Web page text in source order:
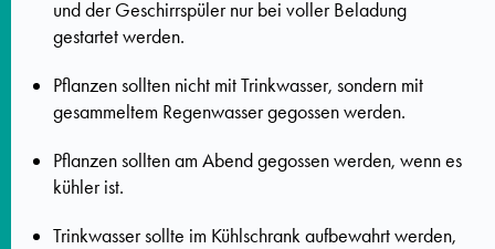
und der Geschirrspüler nur bei voller Beladung
gestartet werden.
Pflanzen sollten nicht mit Trinkwasser, sondern mit
gesammeltem Regenwasser gegossen werden.
Pflanzen sollten am Abend gegossen werden, wenn es
kühler ist.
Trinkwasser sollte im Kühlschrank aufbewahrt werden,